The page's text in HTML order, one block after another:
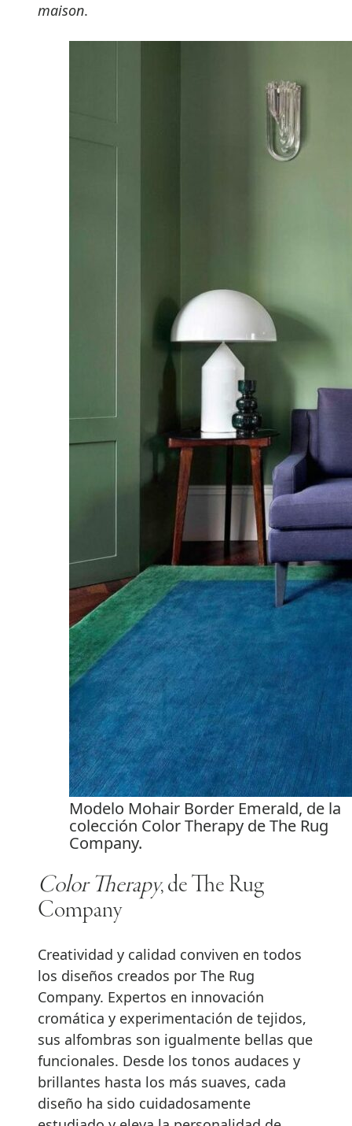
maison.
Modelo Mohair Border Emerald, de la
colección Color Therapy de The Rug
Company.
Color Therapy, de The Rug
Company
Creatividad y calidad conviven en todos
los diseños creados por The Rug
Company. Expertos en innovación
cromática y experimentación de tejidos,
sus alfombras son igualmente bellas que
funcionales. Desde los tonos audaces y
brillantes hasta los más suaves, cada
diseño ha sido cuidadosamente